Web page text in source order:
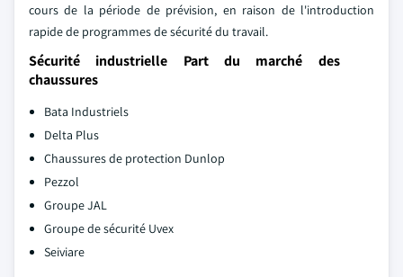
cours de la période de prévision, en raison de l'introduction
rapide de programmes de sécurité du travail.
Sécurité industrielle Part du marché des
chaussures
Bata Industriels
Delta Plus
Chaussures de protection Dunlop
Pezzol
Groupe JAL
Groupe de sécurité Uvex
Seiviare